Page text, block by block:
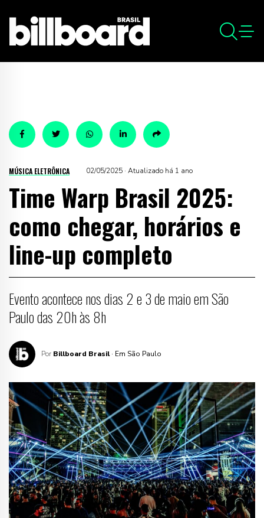
MÚSICA ELETRÔNICA 02/05/2025 · Atualizado há 1 ano
Time Warp Brasil 2025:
como chegar, horários e
line-up completo
Evento acontece nos dias 2 e 3 de maio em São
Paulo das 20h às 8h
Por Billboard Brasil · Em São Paulo